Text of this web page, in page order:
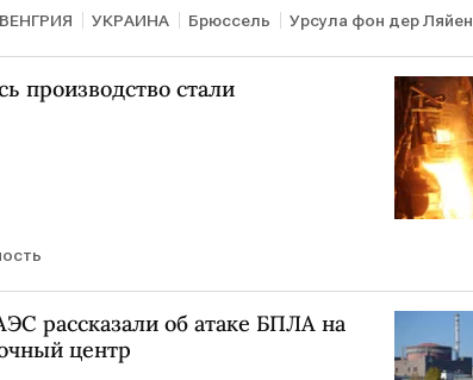
ВЕНГРИЯ УКРАИНА Брюссель Урсула фон дер Ляйен
производство стали
рассказали об атаке БПЛА на
центр